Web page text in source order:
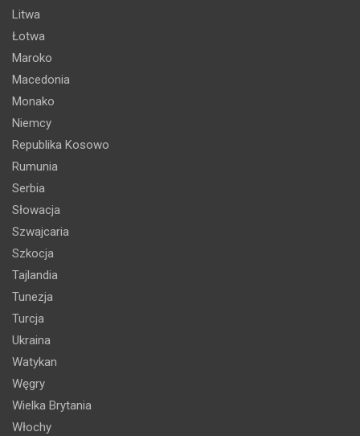
Litwa
Łotwa
Maroko
Macedonia
Monako
Niemcy
Republika Kosowo
Rumunia
Serbia
Słowacja
Szwajcaria
Szkocja
Tajlandia
Tunezja
Turcja
Ukraina
Watykan
Węgry
Wielka Brytania
Włochy